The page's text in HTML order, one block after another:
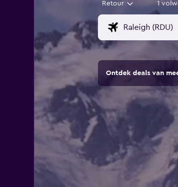
Retour 1
Ontdek deals van